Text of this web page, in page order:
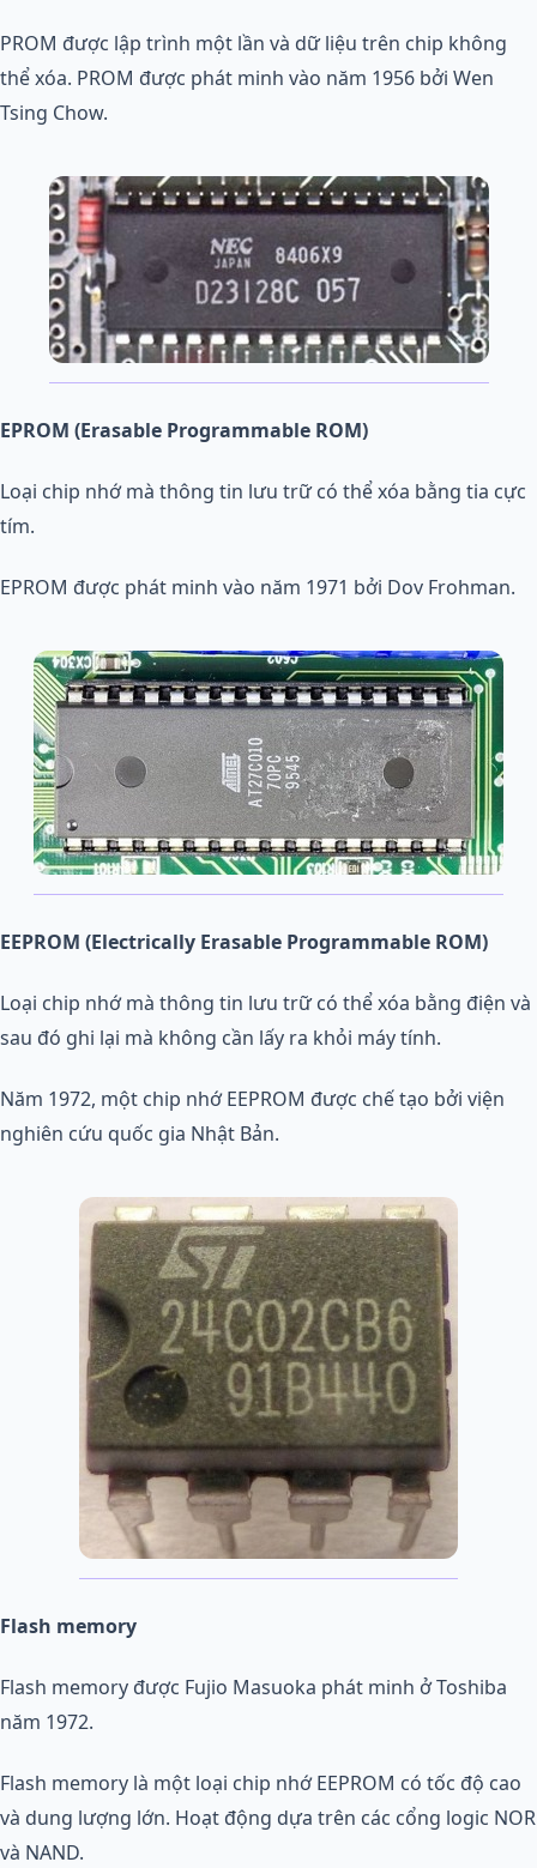
PROM được lập trình một lần và dữ liệu trên chip không
thể xóa. PROM được phát minh vào năm 1956 bởi Wen
Tsing Chow.
EPROM (Erasable Programmable ROM)
Loại chip nhớ mà thông tin lưu trữ có thể xóa bằng tia cực
tím.
EPROM được phát minh vào năm 1971 bởi Dov Frohman.
EEPROM (Electrically Erasable Programmable ROM)
Loại chip nhớ mà thông tin lưu trữ có thể xóa bằng điện và
sau đó ghi lại mà không cần lấy ra khỏi máy tính.
Năm 1972, một chip nhớ EEPROM được chế tạo bởi viện
nghiên cứu quốc gia Nhật Bản.
Flash memory
Flash memory được Fujio Masuoka phát minh ở Toshiba
năm 1972.
Flash memory là một loại chip nhớ EEPROM có tốc độ cao
và dung lượng lớn. Hoạt động dựa trên các cổng logic NOR
và NAND.